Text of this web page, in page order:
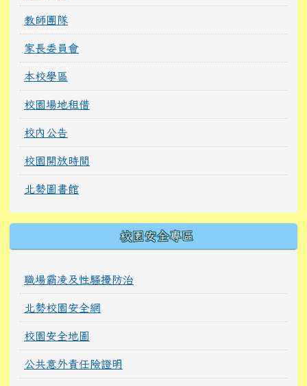
教師團隊
家長委員會
本校學區
校園場地租借
校內公告
校園開放時間
北勢圖書館
校園安全專區
職場霸凌及性騷擾防治
北勢校園安全網
校園安全地圖
公共意外責任險證明